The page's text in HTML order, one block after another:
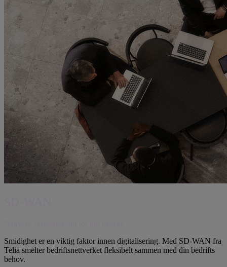
Smidighet er en viktig faktor innen digitalisering. Med SD-WAN fra
Telia smelter bedriftsnettverket fleksibelt sammen med din bedrifts
behov.